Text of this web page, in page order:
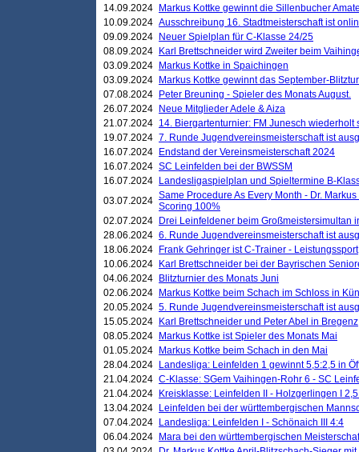
14.09.2024
Markus Kottke gewinnt die Sillenbucher
10.09.2024 Ausschreibung 16. Stadtmeisterschaft ist
09.09.2024
Neuer Spielplan für C-Klasse 24/25
08.09.2024
Karl Brettschneider wird Zweiter beim
03.09.2024
Markus Kottke in Spaichingen
03.09.2024
Markus Kottke gewinnt das September-
07.08.2024
Peter Breuning - Spieler des Monats August.
26.07.2024
Neue Mitglieder Adele & Aiza
21.07.2024 14. Biergartenturnier: FM Junesch wiederholt
19.07.2024 7. Runde Jugendvereinsmeisterschaft ist
16.07.2024
Endstand der Vereinsmeisterschaft 2024
16.07.2024 SC Leinfelden bei der BWSSM
16.07.2024
Landesligaspielplan und Spieltermine B-
03.07.2024 Same Procedure As Every Month - Dr.
Scoring 100%
02.07.2024
Drei Leinfeldener beim Großmeistersimultan
28.06.2024 6. Runde Jugendvereinsmeisterschaft ist
18.06.2024
Frank Gehringer ist C-Trainer - Leistungssport
10.06.2024
Karl Brettschneider bei der Bayrischen
04.06.2024
Blitzturnier des Monats Juni
02.06.2024
Markus Kottke beim Schach im Schloss in
20.05.2024 5. Runde Jugendvereinsmeisterschaft ist
15.05.2024
Karl Brettschneider und Peter Abel in Bregenz
08.05.2024
Markus Kottke ist Spieler des Monats Mai
01.05.2024
Markus Kottke beim Schach in den Mai
28.04.2024
Landesliga: Leinfelden 1 gewinnt 5,5:2,5 in
21.04.2024 C-Klasse: SGem Vaihingen-Rohr 6 - SC
21.04.2024
Kreisklasse: Leinfelden II - Holzgerlingen I
13.04.2024
Leinfelden bei der württembergischen
07.04.2024
Landesliga: Leinfelden I - Schönaich III 4:4
06.04.2024
Mara bei den württembergischen